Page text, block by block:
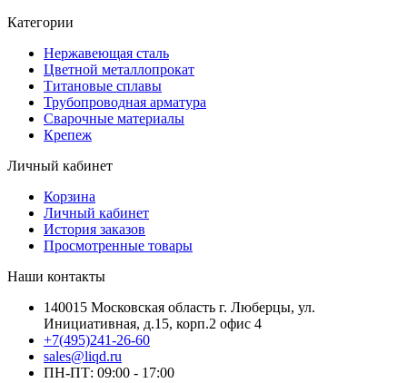
Категории
Нержавеющая сталь
Цветной металлопрокат
Титановые сплавы
Трубопроводная арматура
Сварочные материалы
Крепеж
Личный кабинет
Корзина
Личный кабинет
История заказов
Просмотренные товары
Наши контакты
140015 Московская область г. Люберцы, ул.
Инициативная, д.15, корп.2 офис 4
+7(495)241-26-60
sales@liqd.ru
ПН-ПТ: 09:00 - 17:00